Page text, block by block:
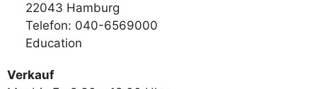
22043 Hamburg
Telefon: 040-6569000
Education
Verkauf